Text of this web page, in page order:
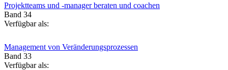
Projektteams und -manager beraten und coachen
Band 34
Verfügbar als:
Management von Veränderungsprozessen
Band 33
Verfügbar als: